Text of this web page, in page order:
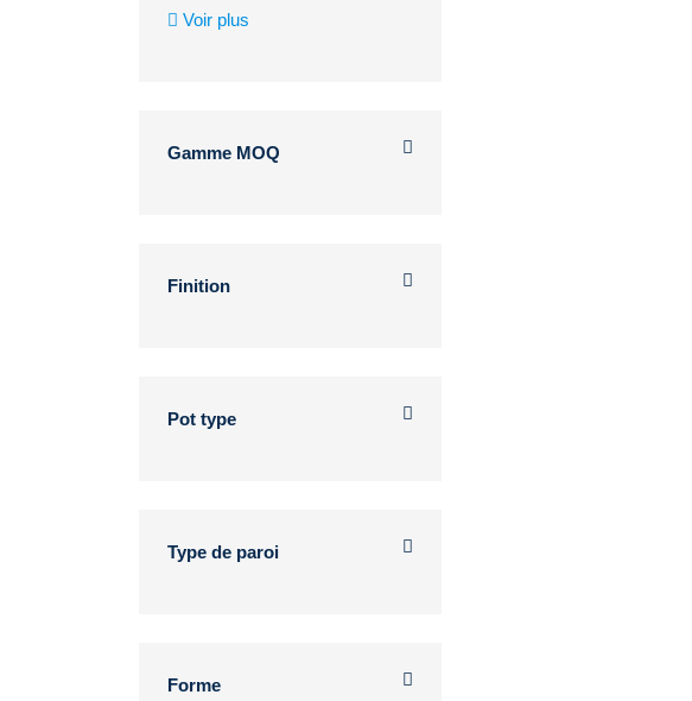
Voir plus
Gamme MOQ
Finition
Pot type
Type de paroi
Forme